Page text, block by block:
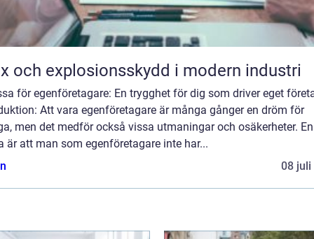
och explosionsskydd i modern industri
för egenföretagare: En trygghet för dig som driver eget
Att vara egenföretagare är många gånger en dröm för
men det medför också vissa utmaningar och osäkerheter.
är att man som egenföretagare inte har...
08 juli